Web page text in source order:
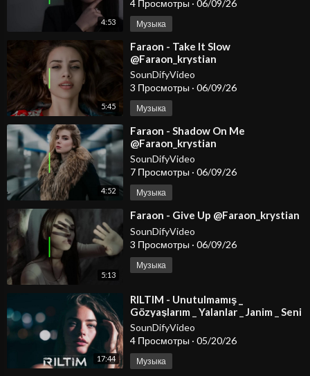
4:53
4 Просмотры · 06/09/26
Музыка
5:45
⁣Faraon - Take It Slow
@Faraon_krystian
SounDifyVideo
3 Просмотры · 06/09/26
Музыка
4:52
⁣Faraon - Shadow On Me
@Faraon_krystian
SounDifyVideo
7 Просмотры · 06/09/26
Музыка
5:13
⁣Faraon - Give Up @Faraon_krystian
SounDifyVideo
3 Просмотры · 06/09/26
Музыка
17:44
⁣RILTIM - Unutulmamış _
Gözyaşlarım _ Yalanlar _ Janim _ Seni
Özlüyorum (Turkish Music Mixes)
SounDifyVideo
4 Просмотры · 05/20/26
Музыка